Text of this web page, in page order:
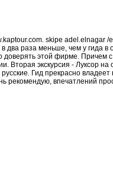
skipe adel.elnagar
раза меньше, чем у гида
этой фирме. Причем
Вторая экскурсия - Луксор
Гид прекрасно
рекомендую, впечатлений